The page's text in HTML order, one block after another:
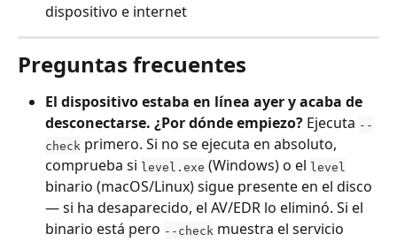
dispositivo e internet
Preguntas frecuentes
El dispositivo estaba en línea ayer y acaba de
desconectarse. ¿Por dónde empiezo? Ejecuta --
check primero. Si no se ejecuta en absoluto,
comprueba si level.exe (Windows) o el level
binario (macOS/Linux) sigue presente en el disco
— si ha desaparecido, el AV/EDR lo eliminó. Si el
binario está pero --check muestra el servicio